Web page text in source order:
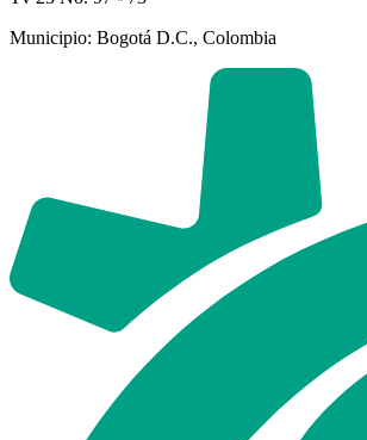
Municipio: Bogotá D.C., Colombia